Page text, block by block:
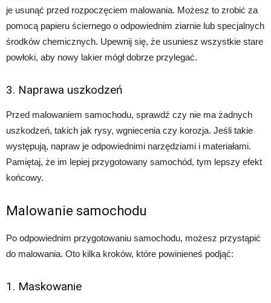
je usunąć przed rozpoczęciem malowania. Możesz to zrobić za
pomocą papieru ściernego o odpowiednim ziarnie lub specjalnych
środków chemicznych. Upewnij się, że usuniesz wszystkie stare
powłoki, aby nowy lakier mógł dobrze przylegać.
3. Naprawa uszkodzeń
Przed malowaniem samochodu, sprawdź czy nie ma żadnych
uszkodzeń, takich jak rysy, wgniecenia czy korozja. Jeśli takie
występują, napraw je odpowiednimi narzędziami i materiałami.
Pamiętaj, że im lepiej przygotowany samochód, tym lepszy efekt
końcowy.
Malowanie samochodu
Po odpowiednim przygotowaniu samochodu, możesz przystąpić
do malowania. Oto kilka kroków, które powinieneś podjąć:
1. Maskowanie